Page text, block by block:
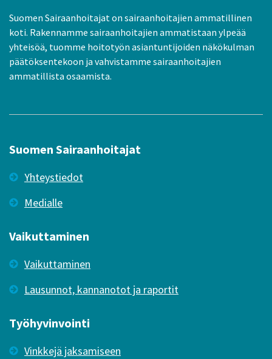
Suomen Sairaanhoitajat on sairaanhoitajien ammatillinen
koti. Rakennamme sairaanhoitajien ammatistaan ylpeää
yhteisöä, tuomme hoitotyön asiantuntijoiden näkökulman
päätöksentekoon ja vahvistamme sairaanhoitajien
ammatillista osaamista.
Suomen Sairaanhoitajat
Yhteystiedot
Medialle
Vaikuttaminen
Vaikuttaminen
Lausunnot, kannanotot ja raportit
Työhyvinvointi
Vinkkejä jaksamiseen